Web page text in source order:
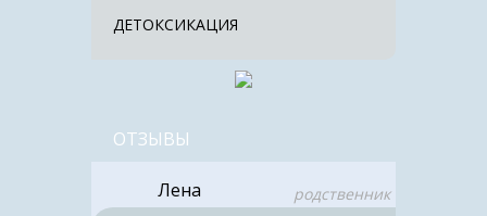
ДЕТОКСИКАЦИЯ
ОТЗЫВЫ
Лена
родственник